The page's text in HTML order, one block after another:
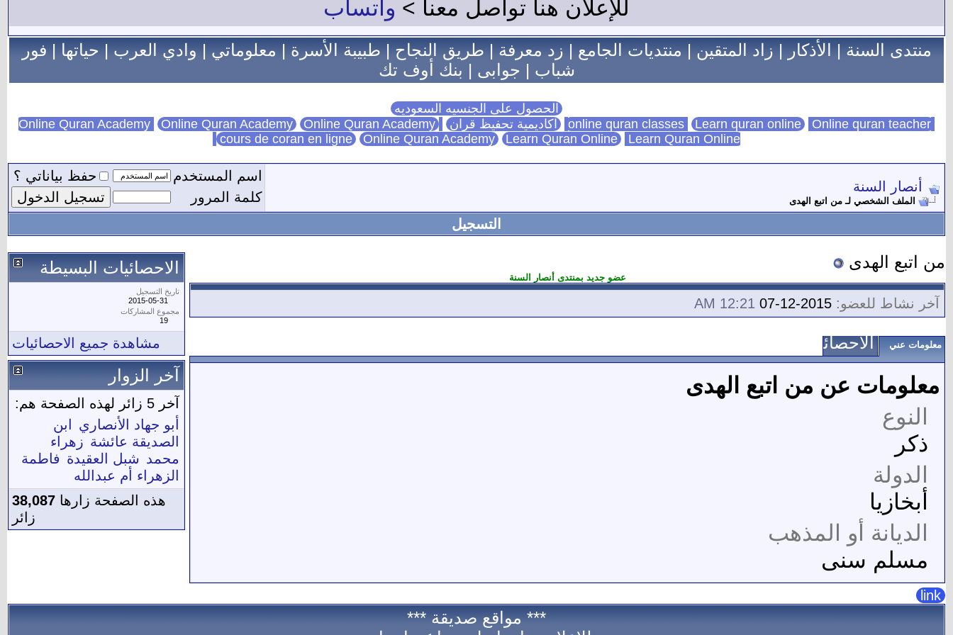
للإعلان هنا تواصل معنا > واتساب
منتدى السنة|الأذكار|زاد المتقين|منتديات الجامع|زد معرفة|طريق النجاح|طبيبة الأسرة|معلوماتي|وادي العرب|حياتها|فور
شباب | جوابى | بنك أوف تك
الحصول على الجنسيه السعوديه
Learn quran online Online quran teacher اكاديمية تحفيظ قران Online Quran Academy Online Quran Academy
cours de coran en ligne Online Quran Academy Learn Quran Online Learn Quran Online
أنصار السنة
الملف الشخصي لـ من اتبع الهدى
اسم المستخدم
حفظ بياناتي ؟
كلمة المرور
التسجيل
من اتبع الهدى
عضو جديد بمنتدى أنصار السنة
آخر نشاط للعضو: 12:21 AM
معلومات عني الاحصائيات
معلومات عن من اتبع الهدى
النوع
ذكر
الدولة
أبخازيا
الديانة أو المذهب
مسلم سنى
الاحصائيات البسيطة
تاريخ التسجيل
2015-05-31
مجموع المشاركات
19
مشاهدة جميع الاحصائيات
آخر الزوار
آخر 5 زائر لهذه الصفحة هم:
أبو جهاد الأنصاري
ابن
الصديقة عائشة زهراء
محمد شبل العقيدة فاطمة
الزهراء أم عبدالله
هذه الصفحة زارها 38,087
زائر
link
*** مواقع صديقة ***